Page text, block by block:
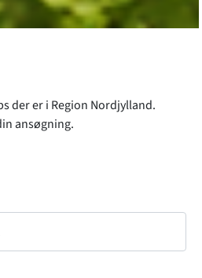
der er i Region Nordjylland.
ansøgning.